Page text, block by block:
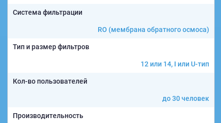
Система фильтрации
RO (мембрана обратного осмоса)
Тип и размер фильтров
12 или 14, I или U-тип
Кол-во пользователей
до 30 человек
Производительность